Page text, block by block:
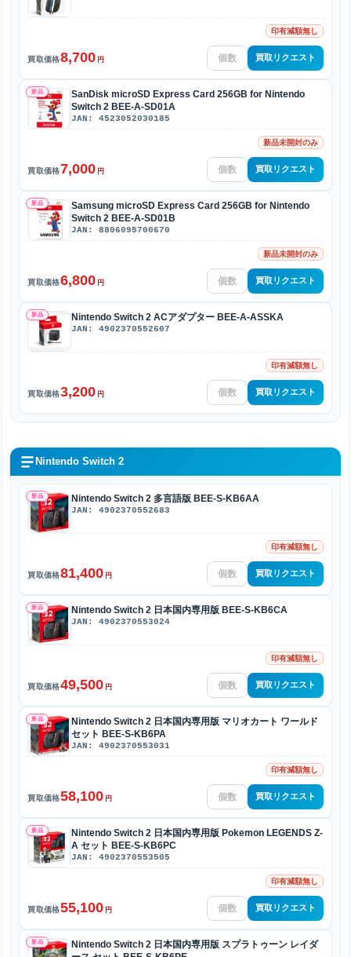
印有減額無し
買取価格8,700 円 買取リクエスト
新品
SanDisk microSD Express Card 256GB for Nintendo
Switch 2 BEE-A-SD01A
JAN: 4523052030185
新品未開封のみ
買取価格7,000 円 買取リクエスト
新品
Samsung microSD Express Card 256GB for Nintendo
Switch 2 BEE-A-SD01B
JAN: 8806095700670
新品未開封のみ
買取価格6,800 円 買取リクエスト
新品 Nintendo Switch 2 ACアダプター BEE-A-ASSKA
JAN: 4902370552607
印有減額無し
買取価格3,200 円 買取リクエスト
Nintendo Switch 2
新品 Nintendo Switch 2 多言語版 BEE-S-KB6AA
JAN: 4902370552683
印有減額無し
買取価格81,400 円 買取リクエスト
新品 Nintendo Switch 2 日本国内専用版 BEE-S-KB6CA
JAN: 4902370553024
印有減額無し
買取価格49,500 円 買取リクエスト
新品
Nintendo Switch 2 日本国内専用版 マリオカート ワールド
セット BEE-S-KB6PA
JAN: 4902370553031
印有減額無し
買取価格58,100 円 買取リクエスト
新品
Nintendo Switch 2 日本国内専用版 Pokemon LEGENDS Z-
A セット BEE-S-KB6PC
JAN: 4902370553505
印有減額無し
買取価格55,100 円 買取リクエスト
新品
Nintendo Switch 2 日本国内専用版 スプラトゥーン レイダ